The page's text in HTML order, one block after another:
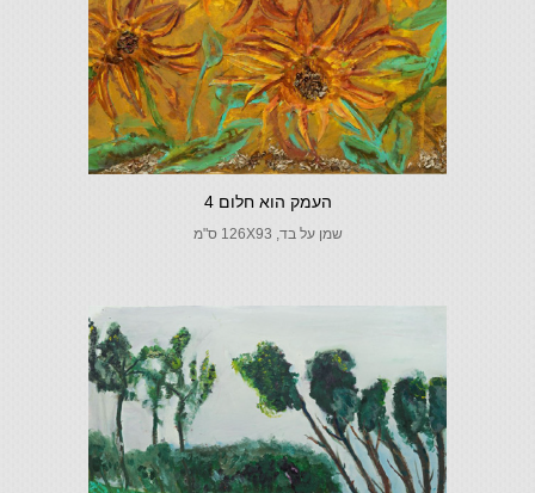
העמק הוא חלום 4
שמן על בד, 126X93 ס"מ